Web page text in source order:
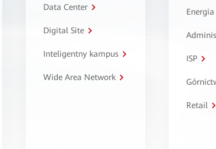
Data Center
Digital Site
Inteligentny kampus
Wide Area Network
ISP
Retail